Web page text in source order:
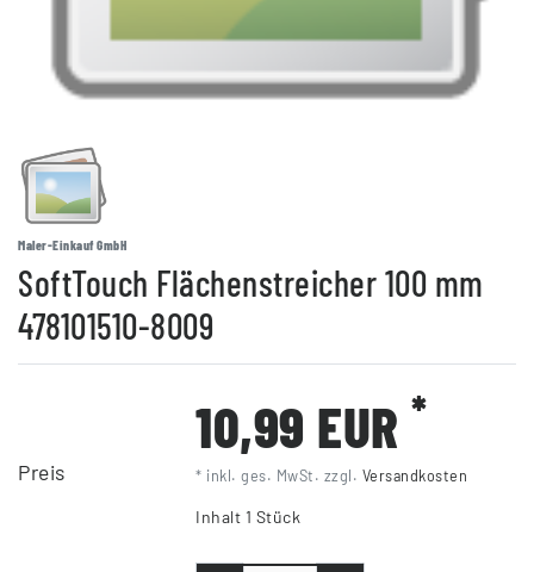
Maler-Einkauf GmbH
SoftTouch Flächenstreicher 100 mm
478101510-8009
Preis
10,99 EUR*
* inkl. ges. MwSt. zzgl. Versandkosten
Inhalt 1 Stück